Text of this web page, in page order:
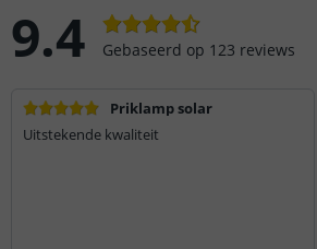
9.4 Gebaseerd op 123 reviews
Priklamp solar
Uitstekende kwaliteit